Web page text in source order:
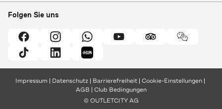
Folgen Sie uns
Impressum Datenschutz Barrierefreiheit Cookie-Einstellungen
AGB
Club Bedingungen
© OUTLETCITY AG